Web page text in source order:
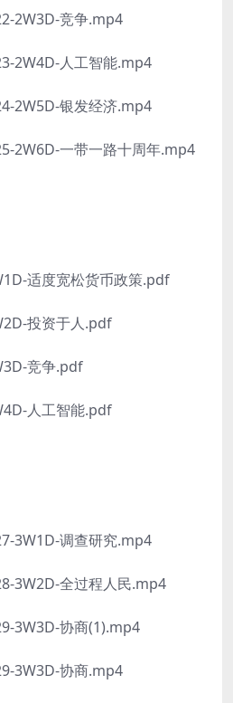
2W3D-竞争.mp4
人工智能.mp4
银发经济.mp4
一带一路十周年.mp4
适度宽松货币政策.pdf
投资于人.pdf
竞争.pdf
人工智能.pdf
调查研究.mp4
全过程人民.mp4
协商(1).mp4
3W3D-协商.mp4